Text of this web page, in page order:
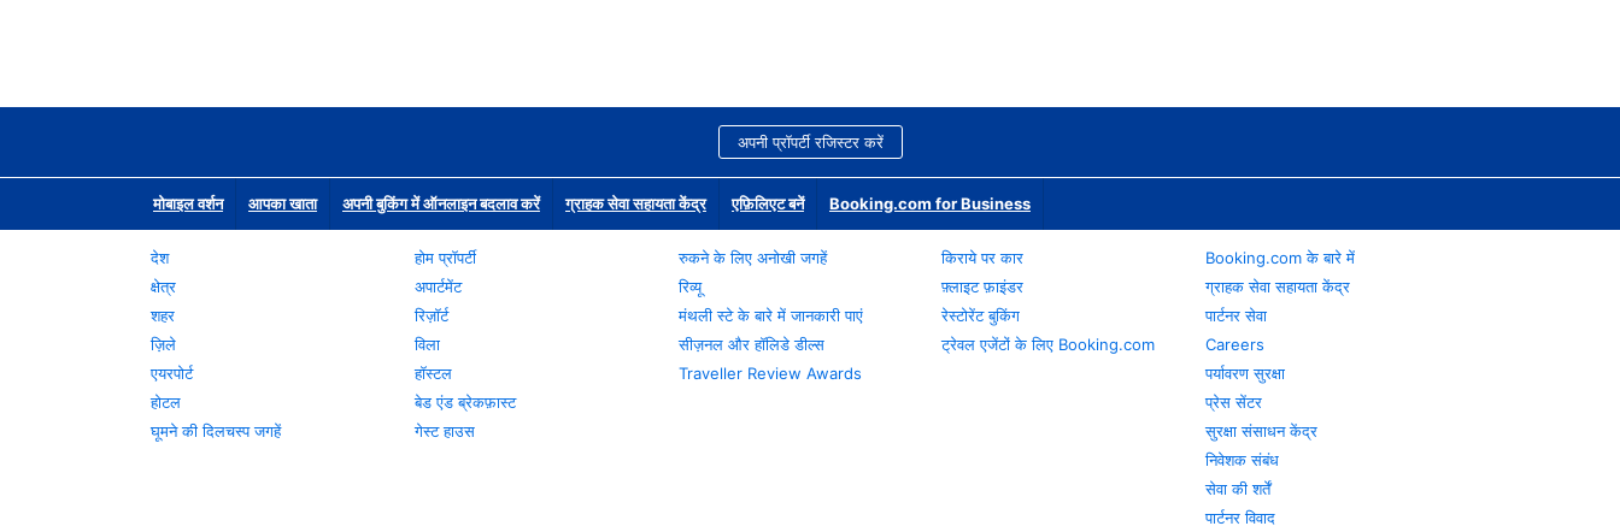
अपनी प्रॉपर्टी रजिस्टर करें
मोबाइल वर्शन आपका खाता अपनी बुकिंग में ऑनलाइन बदलाव करें ग्राहक सेवा सहायता केंद्र एफ़िलिएट बनें Booking.com for Business
देश
क्षेत्र
शहर
ज़िले
एयरपोर्ट
होटल
घूमने की दिलचस्प जगहें
होम प्रॉपर्टी
अपार्टमेंट
रिज़ॉर्ट
विला
हॉस्टल
बेड एंड ब्रेकफ़ास्ट
गेस्ट हाउस
रुकने के लिए अनोखी जगहें
रिव्यू
मंथली स्टे के बारे में जानकारी पाएं
सीज़नल और हॉलिडे डील्स
Traveller Review Awards
किराये पर कार
फ़्लाइट फ़ाइंडर
रेस्टोरेंट बुकिंग
ट्रेवल एजेंटों के लिए Booking.com
Booking.com के बारे में
ग्राहक सेवा सहायता केंद्र
पार्टनर सेवा
Careers
पर्यावरण सुरक्षा
प्रेस सेंटर
सुरक्षा संसाधन केंद्र
निवेशक संबंध
सेवा की शर्तें
पार्टनर विवाद